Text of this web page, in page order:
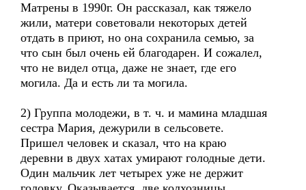
Матрены в 1990г. Он рассказал, как тяжело
жили, матери советовали некоторых детей
отдать в приют, но она сохранила семью, за
что сын был очень ей благодарен. И сожалел,
что не видел отца, даже не знает, где его
могила. Да и есть ли та могила.
2) Группа молодежи, в т. ч. и мамина младшая
сестра Мария, дежурили в сельсовете.
Пришел человек и сказал, что на краю
деревни в двух хатах умирают голодные дети.
Один мальчик лет четырех уже не держит